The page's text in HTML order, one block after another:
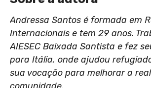
Andressa Santos é formada em
Internacionais e tem 29 anos.
AIESEC Baixada Santista e fez
para Itália, onde ajudou
sua vocação para melhorar a